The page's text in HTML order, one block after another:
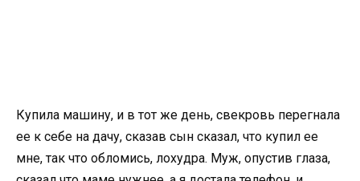
Купила машину, и в тот же день, свекровь перегнала
ее к себе на дачу, сказав сын сказал, что купил ее
мне, так что обломись, лохудра. Муж, опустив глаза,